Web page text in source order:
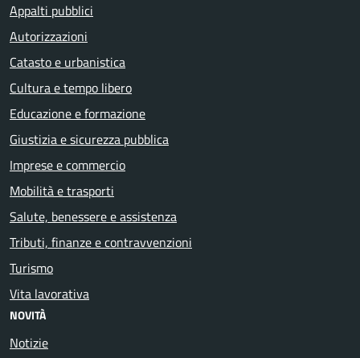
Appalti pubblici
Autorizzazioni
Catasto e urbanistica
Cultura e tempo libero
Educazione e formazione
Giustizia e sicurezza pubblica
Imprese e commercio
Mobilità e trasporti
Salute, benessere e assistenza
Tributi, finanze e contravvenzioni
Turismo
Vita lavorativa
NOVITÀ
Notizie